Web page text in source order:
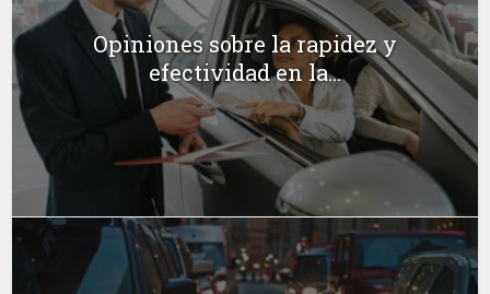
Opiniones sobre la rapidez y
efectividad en la...